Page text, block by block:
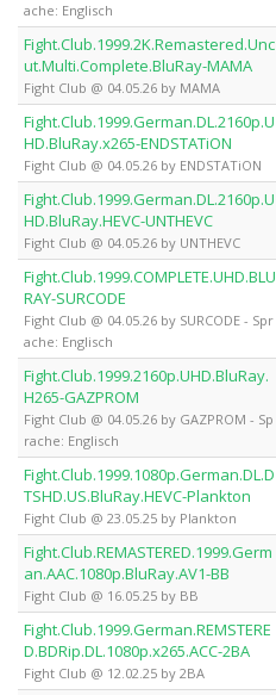
ache: Englisch
Fight.Club.1999.2K.Remastered.Unc
ut.Multi.Complete.BluRay-MAMA
Fight Club @ 04.05.26 by MAMA
Fight.Club.1999.German.DL.2160p.U
HD.BluRay.x265-ENDSTATiON
Fight Club @ 04.05.26 by ENDSTATiON
Fight.Club.1999.German.DL.2160p.U
HD.BluRay.HEVC-UNTHEVC
Fight Club @ 04.05.26 by UNTHEVC
Fight.Club.1999.COMPLETE.UHD.BLU
RAY-SURCODE
Fight Club @ 04.05.26 by SURCODE - Spr
ache: Englisch
Fight.Club.1999.2160p.UHD.BluRay.
H265-GAZPROM
Fight Club @ 04.05.26 by GAZPROM - Sp
rache: Englisch
Fight.Club.1999.1080p.German.DL.D
TSHD.US.BluRay.HEVC-Plankton
Fight Club @ 23.05.25 by Plankton
Fight.Club.REMASTERED.1999.Germ
an.AAC.1080p.BluRay.AV1-BB
Fight Club @ 16.05.25 by BB
Fight.Club.1999.German.REMSTERE
D.BDRip.DL.1080p.x265.ACC-2BA
Fight Club @ 12.02.25 by 2BA